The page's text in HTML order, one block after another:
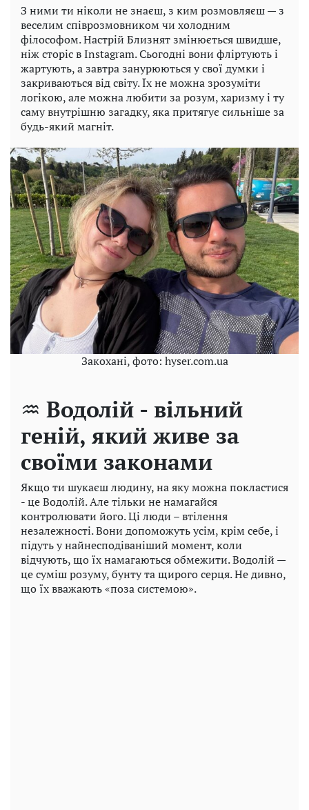
З ними ти ніколи не знаєш, з ким розмовляєш — з
веселим співрозмовником чи холодним
філософом. Настрій Близнят змінюється швидше,
ніж сторіс в Instagram. Сьогодні вони фліртують і
жартують, а завтра занурюються у свої думки і
закриваються від світу. Їх не можна зрозуміти
логікою, але можна любити за розум, харизму і ту
саму внутрішню загадку, яка притягує сильніше за
будь-який магніт.
Закохані, фото: hyser.com.ua
♒ Водолій - вільний
геній, який живе за
своїми законами
Якщо ти шукаєш людину, на яку можна покластися
- це Водолій. Але тільки не намагайся
контролювати його. Ці люди – втілення
незалежності. Вони допоможуть усім, крім себе, і
підуть у найнесподіваніший момент, коли
відчують, що їх намагаються обмежити. Водолій —
це суміш розуму, бунту та щирого серця. Не дивно,
що їх вважають «поза системою».